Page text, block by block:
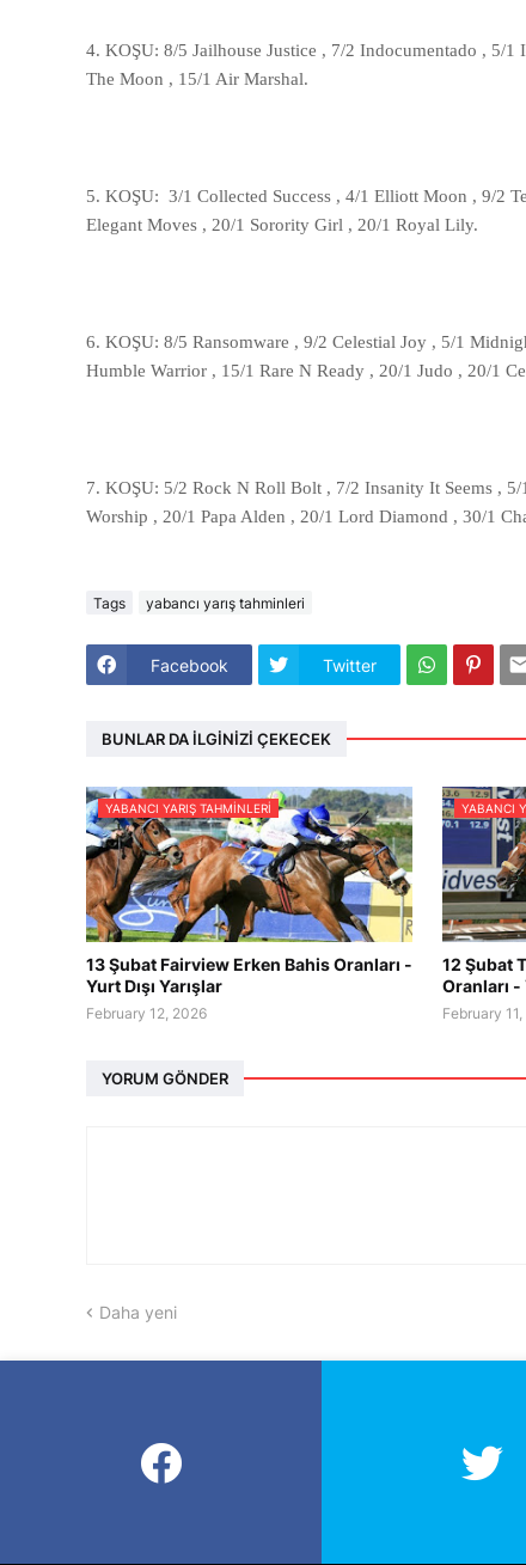
4. KOŞU: 8/5 Jailhouse Justice , 7/2 Indocumentado , 5/
The Moon , 15/1 Air Marshal.
5. KOŞU: 3/1 Collected Success , 4/1 Elliott Moon , 9/2
Elegant Moves , 20/1 Sorority Girl , 20/1 Royal Lily.
6. KOŞU: 8/5 Ransomware , 9/2 Celestial Joy , 5/1
Humble Warrior , 15/1 Rare N Ready , 20/1 Judo , 20/1
7. KOŞU: 5/2 Rock N Roll Bolt , 7/2 Insanity It Seems ,
Worship , 20/1 Papa Alden , 20/1 Lord Diamond , 30/1
Tags yabancı yarış tahminleri
Facebook Twitter
BUNLAR DA İLGINIZI ÇEKECEK
YABANCI YARIŞ TAHMINLERI
13 Şubat Fairview Erken Bahis Oranları -
Yurt Dışı Yarışlar
February 12, 2026
YABANCI
12 Şubat
Oranları -
February
YORUM GÖNDER
Daha yeni